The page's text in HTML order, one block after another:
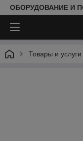
ОБОРУДОВАНИЕ И
Товары и услуги